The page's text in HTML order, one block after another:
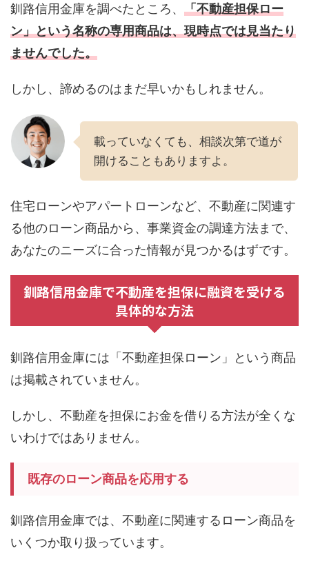
釧路信用金庫を調べたところ、 「不動産担保ロー
ン」という名称の専用商品は、現時点では見当たり
ませんでした。
しかし、諦めるのはまだ早いかもしれません。
載っていなくても、相談次第で道が
開けることもありますよ。
住宅ローンやアパートローンなど、不動産に関連す
る他のローン商品から、事業資金の調達方法まで、
あなたのニーズに合った情報が見つかるはずです。
釧路信用金庫で不動産を担保に融資を受ける
具体的な方法
釧路信用金庫には「不動産担保ローン」という商品
は掲載されていません。
しかし、不動産を担保にお金を借りる方法が全くな
いわけではありません。
既存のローン商品を応用する
釧路信用金庫では、不動産に関連するローン商品を
いくつか取り扱っています。